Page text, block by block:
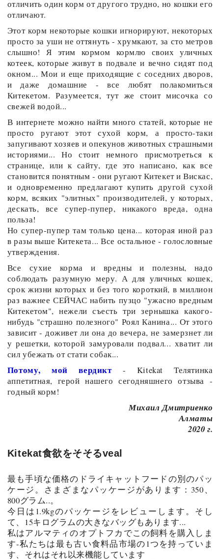
отличить один корм от другого трудно, но кошки его
отличают.
Этот корм некоторые кошки игнорируют, некоторых
просто за уши не оттянуть - хрумкают, за сто метров
слышно! Я этим кормом кормлю своих уличных
котеек, которые живут в подвале и вечно сидят под
окном... Мои и еще приходящие с соседних дворов,
и даже домашние - все любят полакомиться
Китекетом. Разумеется, тут же стоит мисочка со
свежей водой...
В интернете можно найти много статей, которые не
просто ругают этот сухой корм, а просто-таки
запугивают хозяев и опекунов животных страшными
историями... Но стоит немного присмотреться к
странице, или к сайту, где это написано, как все
становится понятным - они ругают Китекет и Вискас,
и одновременно предлагают купить другой сухой
корм, всяких "элитных" производителей, у которых,
дескать, все супер-пупер, никакого вреда, одна
польза!
Но супер-пупер там только цена... которая иной раз
в разы выше Китекета... Все остальное - голословные
утверждения.
Все сухие корма и вредны и полезны, надо
соблюдать разумную меру. А для уличных кошек,
срок жизни которых и без того короткий, в миллион
раз важнее СЕЙЧАС набить пузцо "ужасно вредным
Китекетом", нежели съесть три зернышка какого-
нибудь "страшно полезного" Роял Канина... От этого
зависит - доживет ли она до вечера, не замерзнет ли
у решетки, которой замуровали подвал... хватит ли
сил убежать от стати собак...
Потому, мой вердикт- Kitekat Телятинка
аппетитная, герой нашего сегодняшнего отзыва -
годный корм!
Михаил Дмитриенко
Алматы
2020 г.
Kitekat食欲をそそるveal
最も手頃な価格のドライキャットフードの別のパッ
ケージ。さまざまなパッケージがあります：350、
800グラム..。
今日は1.9kgのパッケージをレビューします。そし
て、15キログラムの大きなバッグもあります...
私はアルマティのオプトフカでこの飼料を購入しま
す-私たちは最も古い食料品市場の1つを持っていま
す、それはそれ以来機能しています